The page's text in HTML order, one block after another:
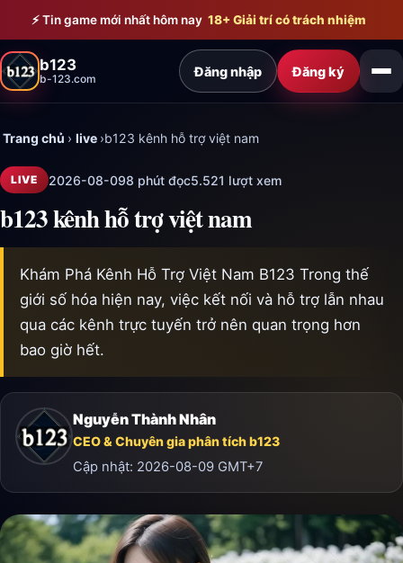
Bỏ qua đến nội dung chính
⚡ Tin game mới nhất hôm nay 18+ Giải trí có trách nhiệm
b123
b-123.com Đăng nhập Đăng ký
Trang chủ › live ›b123 kênh hỗ trợ việt nam
LIVE 2026-08-098 phút đọc5.521 lượt xem
b123 kênh hỗ trợ việt nam
Khám Phá Kênh Hỗ Trợ Việt Nam B123 Trong thế
giới số hóa hiện nay, việc kết nối và hỗ trợ lẫn nhau
qua các kênh trực tuyến trở nên quan trọng hơn
bao giờ hết.
Nguyễn Thành Nhân
CEO & Chuyên gia phân tích b123
Cập nhật: 2026-08-09 GMT+7